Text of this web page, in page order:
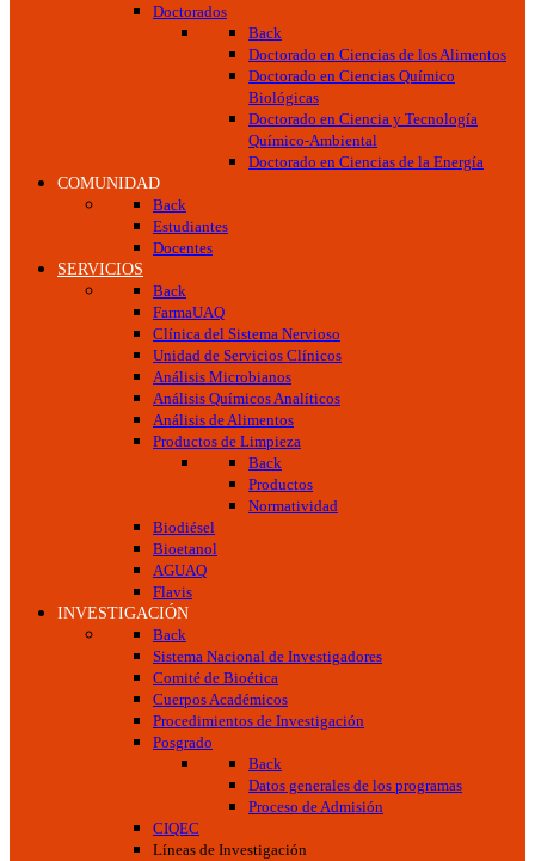
Doctorados
Back
Doctorado en Ciencias de los Alimentos
Doctorado en Ciencias Químico
Biológicas
Doctorado en Ciencia y Tecnología
Químico-Ambiental
Doctorado en Ciencias de la Energía
COMUNIDAD
Back
Estudiantes
Docentes
SERVICIOS
Back
FarmaUAQ
Clínica del Sistema Nervioso
Unidad de Servicios Clínicos
Análisis Microbianos
Análisis Químicos Analíticos
Análisis de Alimentos
Productos de Limpieza
Back
Productos
Normatividad
Biodiésel
Bioetanol
AGUAQ
Flavis
INVESTIGACIÓN
Back
Sistema Nacional de Investigadores
Comité de Bioética
Cuerpos Académicos
Procedimientos de Investigación
Posgrado
Back
Datos generales de los programas
Proceso de Admisión
CIQEC
Líneas de Investigación